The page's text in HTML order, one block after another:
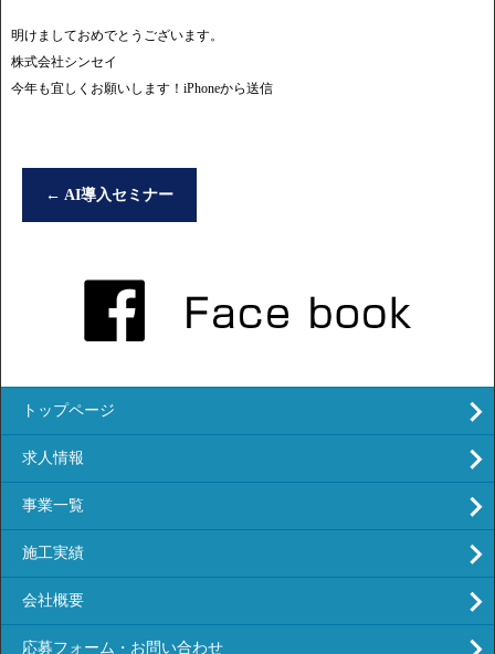
明けましておめでとうございます。
株式会社シンセイ
今年も宜しくお願いします！iPhoneから送信
← AI導入セミナー
トップページ
求人情報
事業一覧
施工実績
会社概要
応募フォーム・お問い合わせ